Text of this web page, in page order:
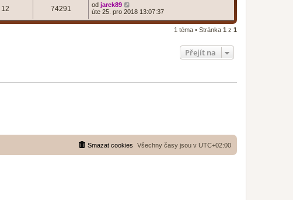
12 74291 od jarek89
úte 25. pro 2018 13:07:37
1 téma • Stránka 1 z 1
Přejít na
Všechny časy jsou v UTC+02:00
Smazat cookies